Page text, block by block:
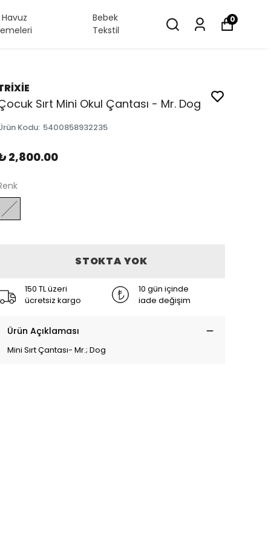
Bebek
Tekstil
0
Sırt Mini Okul Çantası - Mr. Dog
Kodu: 5400858932235
2,800.00
STOKTA YOK
150 TL üzeri
ücretsiz kargo
10 gün içinde
iade değişim
Ürün Açıklaması
Mini Sırt Çantası- Mr.; Dog